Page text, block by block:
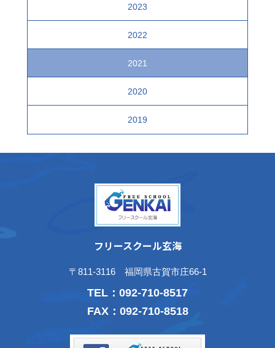
2023
2022
2021
2020
2019
フリースクール玄海
〒811-3116 福岡県古賀市庄66-1
TEL： 092-710-8517
FAX：092-710-8518